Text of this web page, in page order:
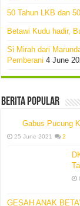
50 Tahun LKB dan
Betawi Kudu hadir,
Si Mirah dari
Pemberani 4 June
Berita Popular
Gabus Pucung
25 June 2021 2
GESAH ANAK